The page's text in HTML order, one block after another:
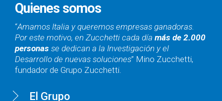
Quienes somos
“Amamos Italia y queremos empresas ganadoras.
Por este motivo, en Zucchetti cada día más de 2.000
personas se dedican a la Investigación y el
Desarrollo de nuevas soluciones” Mino Zucchetti,
fundador de Grupo Zucchetti.
El Grupo